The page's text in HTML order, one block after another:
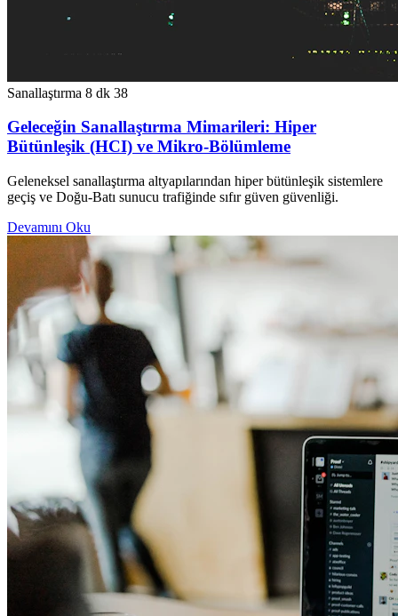
Sanallaştırma 8 dk 38
Geleceğin Sanallaştırma Mimarileri: Hiper
Bütünleşik (HCI) ve Mikro-Bölümleme
Geleneksel sanallaştırma altyapılarından hiper bütünleşik sistemlere
geçiş ve Doğu-Batı sunucu trafiğinde sıfır güven güvenliği.
Devamını Oku